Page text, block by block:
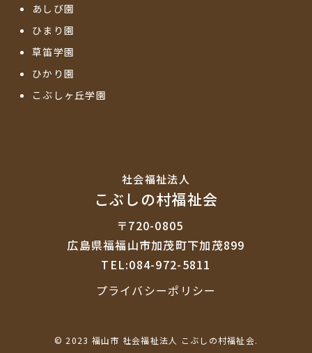
あしび園
ひまり園
草笛学園
ひかり園
こぶしヶ丘学園
社会福祉法⼈
こぶしの村福祉会
〒720-0805
広島県福福山市加茂町下加茂899
TEL:084-972-5811
プライバシーポリシー
© 2023 福山市 社会福祉法人 こぶしの村福祉会.